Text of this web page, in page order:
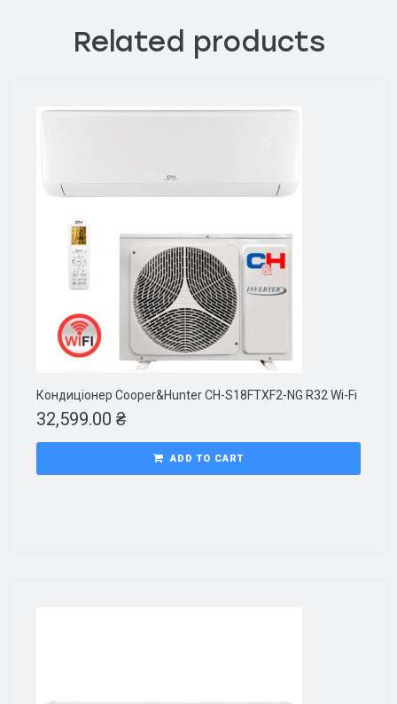
Related products
Кондиціонер Cooper&Hunter CH-S18FTXF2-NG R32 Wi-Fi
32,599.00 ₴
ADD TO CART